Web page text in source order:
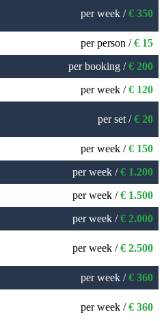
per week /€ 350
per person /€ 15
per booking /€ 200
per week /€ 120
per set /€ 20
per week /€ 150
per week /€ 1.200
per week /€ 1.500
per week /€ 2.000
per week /€ 2.500
per week /€ 360
per week /€ 360